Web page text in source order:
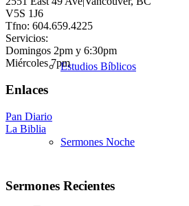
Estudios Bíblicos
Sermones Noche
V5S 1J6
Tfno: 604.659.4225
Servicios:
Domingos 2pm y 6:30pm
Miércoles 7pm
Enlaces
Pan Diario
La Biblia
Sermones Recientes